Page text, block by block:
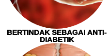
BERTINDAK SEBAGAI ANTI-
DIABETIK